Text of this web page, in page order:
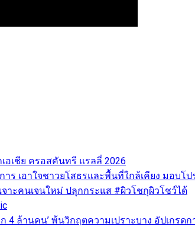
เชีย ครอสคันทรี แรลลี่ 2026
าร เอาใจชาวยโสธรและพื้นที่ใกล้เคียง มอบโ
ะคนเจนใหม่ ปลุกกระแส #ผิวโชกุผิวโชว์ได้
4 ล้านคน’ พ้นวิกฤตความเปราะบาง อัปเก